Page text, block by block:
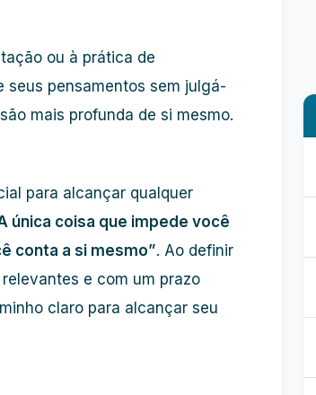
ou à prática de
seus pensamentos sem julgá-
mais profunda de si mesmo.
para alcançar qualquer
única coisa que impede você
conta a si mesmo”. Ao definir
e com um prazo
claro para alcançar seu